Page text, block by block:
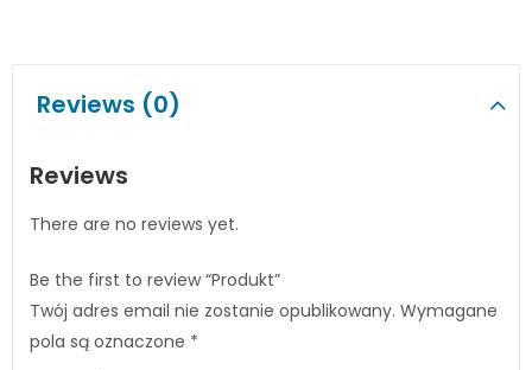
Reviews (0)
Reviews
There are no reviews yet.
Be the first to review “Produkt”
Twój adres email nie zostanie opublikowany. Wymagane
pola są oznaczone *